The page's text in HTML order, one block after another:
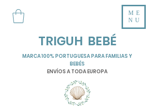
TRIGUH BEBÉ
ME
NU
MARCA 100% PORTUGUESA PARA FAMILIAS Y
BEBÉS
ENVÍOS A TODA EUROPA